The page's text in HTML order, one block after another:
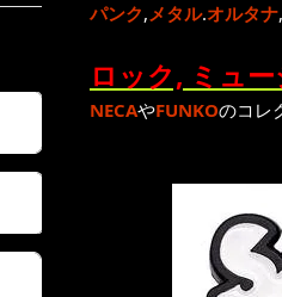
パンク,メタル.オルタナ,
ロック, ミュ
NECAやFUNKOのコレ